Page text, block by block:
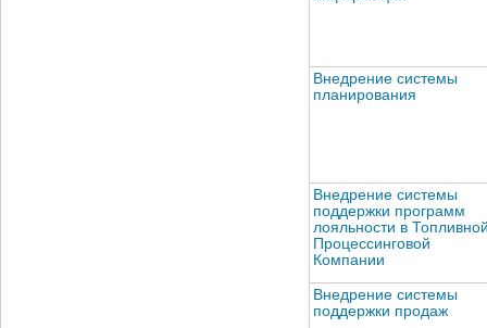
Внедрение системы
планирования
Внедрение системы
поддержки программ
лояльности в
Процессинговой
Компании
Внедрение системы
поддержки продаж